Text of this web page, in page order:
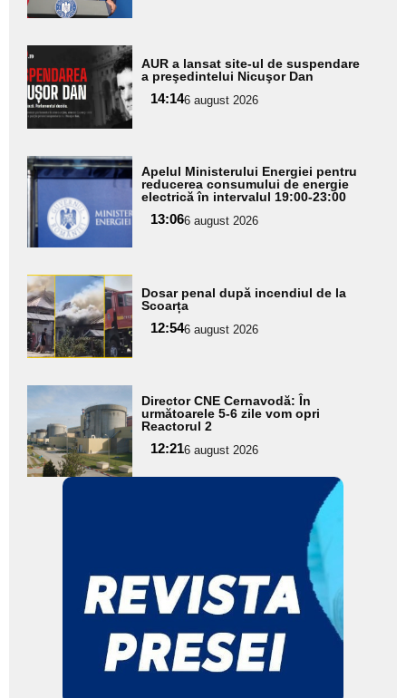
Adaugă
aici textul
pentru
subtitlu
AUR a lansat site-ul de suspendare
a preşedintelui Nicuşor Dan
14:146 august 2026
Adaugă
aici textul
pentru
subtitlu
Apelul Ministerului Energiei pentru
reducerea consumului de energie
electrică în intervalul 19:00-23:00
13:066 august 2026
Adaugă
aici textul
pentru
subtitlu
Dosar penal după incendiul de la
Scoarța
12:546 august 2026
Adaugă
aici textul
pentru
subtitlu
Director CNE Cernavodă: În
următoarele 5-6 zile vom opri
Reactorul 2
12:216 august 2026